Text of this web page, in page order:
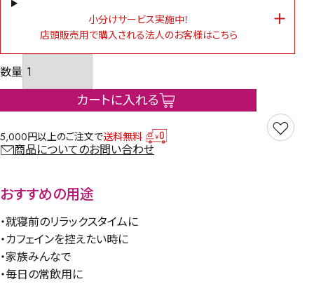
小分けサービス実施中！
店頭販売用で購入される法人のお客様はこちら
カートに入れる
5,000円以上のご注文で送料無料
商品についてのお問い合わせ
おすすめの用途
・就寝前のリラックスタイムに
・カフェインを控えたい時に
・家族みんなで
・毎日の常飲用に